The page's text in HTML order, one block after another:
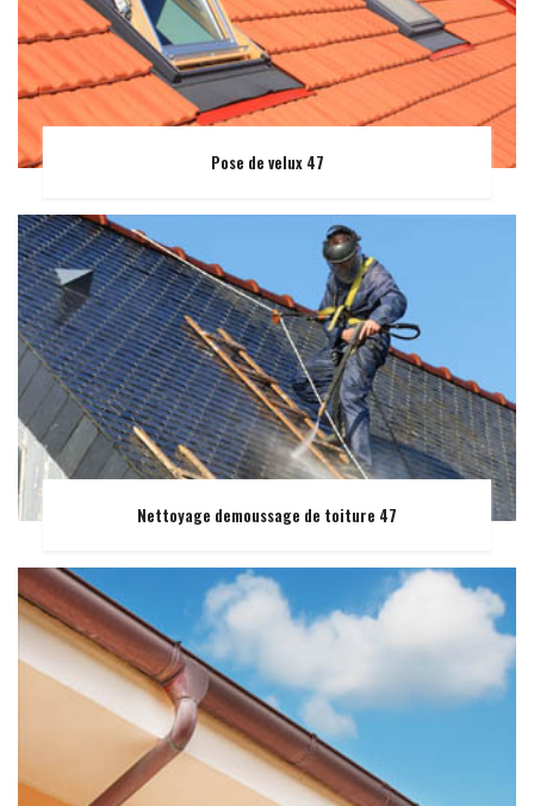
Pose de velux 47
Nettoyage demoussage de toiture 47